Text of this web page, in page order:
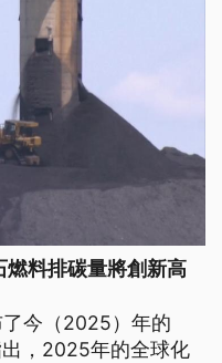
料排碳量將創新高
今（2025）年的
出，2025年的全球化